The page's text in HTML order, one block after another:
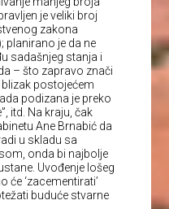
je veliki broj
zakona
planirano je da ne
sadašnjeg stanja i
– što zapravo znači
postojećem
podizana je preko
itd. Na kraju, čak
Ane Brnabić da
u skladu sa
onda bi najbolje
Uvođenje lošeg
će ‘zacementirati’
buduće stvarne